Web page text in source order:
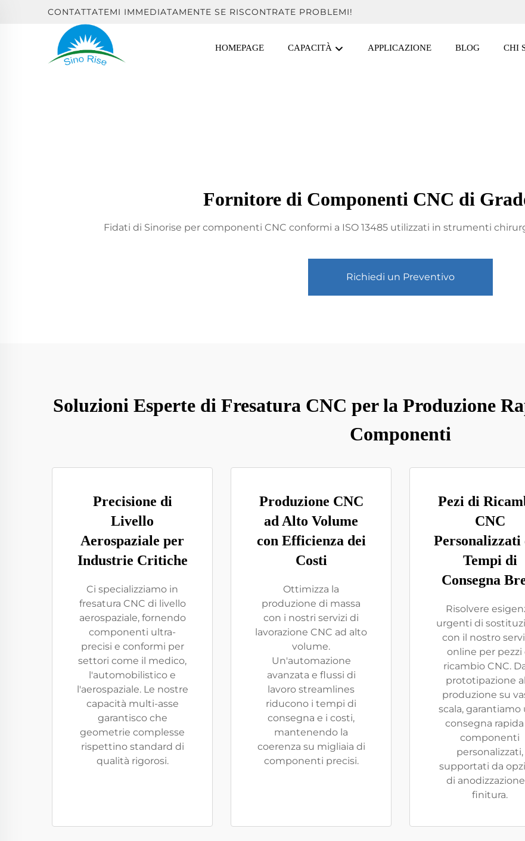
CONTATTATEMI IMMEDIATAMENTE SE RISCONTRATE PROBLEMI!
HOMEPAGE CAPACITÀ APPLICAZIONE BLOG CHI
Fornitore di Componenti CNC di
Fidati di Sinorise per componenti CNC conformi a ISO 13485 utilizzati in strumenti
Richiedi un Preventivo
Soluzioni Esperte di Fresatura CNC per la Produzione
Componenti
Precisione di
Livello
Aerospaziale per
Industrie Critiche
Ci specializziamo in
fresatura CNC di livello
aerospaziale, fornendo
componenti ultra-
precisi e conformi per
settori come il medico,
l'automobilistico e
l'aerospaziale. Le nostre
capacità multi-asse
garantisco che
geometrie complesse
rispettino standard di
qualità rigorosi.
Produzione CNC
ad Alto Volume
con Efficienza dei
Costi
Ottimizza la
produzione di massa
con i nostri servizi di
lavorazione CNC ad alto
volume.
Un'automazione
avanzata e flussi di
lavoro streamlines
riducono i tempi di
consegna e i costi,
mantenendo la
coerenza su migliaia di
componenti precisi.
Pezi di
CNC
Personalizzati
Tempi di
Consegna
Risolvere
urgenti di
con il nostro
online per pezzi
ricambio CNC.
prototipazione
produzione su
scala, garantiamo
consegna
componenti
personalizzati,
supportati da
di
finitura.